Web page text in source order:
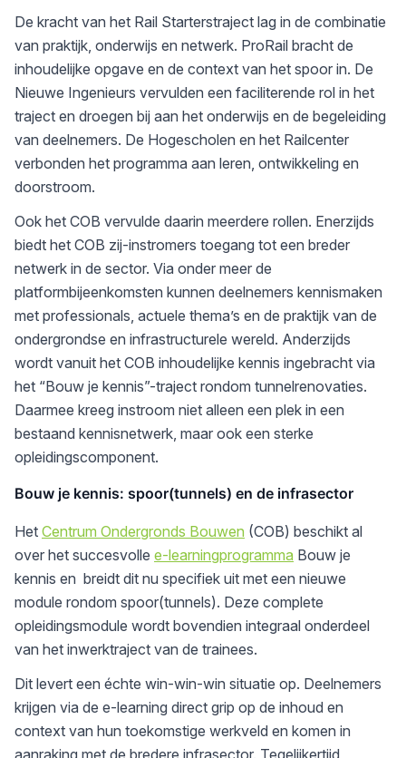
De kracht van het Rail Starterstraject lag in de combinatie
van praktijk, onderwijs en netwerk. ProRail bracht de
inhoudelijke opgave en de context van het spoor in. De
Nieuwe Ingenieurs vervulden een faciliterende rol in het
traject en droegen bij aan het onderwijs en de begeleiding
van deelnemers. De Hogescholen en het Railcenter
verbonden het programma aan leren, ontwikkeling en
doorstroom.
Ook het COB vervulde daarin meerdere rollen. Enerzijds
biedt het COB zij-instromers toegang tot een breder
netwerk in de sector. Via onder meer de
platformbijeenkomsten kunnen deelnemers kennismaken
met professionals, actuele thema’s en de praktijk van de
ondergrondse en infrastructurele wereld. Anderzijds
wordt vanuit het COB inhoudelijke kennis ingebracht via
het “Bouw je kennis”-traject rondom tunnelrenovaties.
Daarmee kreeg instroom niet alleen een plek in een
bestaand kennisnetwerk, maar ook een sterke
opleidingscomponent.
Bouw je kennis: spoor(tunnels) en de infrasector
Het Centrum Ondergronds Bouwen (COB) beschikt al
over het succesvolle e-learningprogramma Bouw je
kennis en breidt dit nu specifiek uit met een nieuwe
module rondom spoor(tunnels). Deze complete
opleidingsmodule wordt bovendien integraal onderdeel
van het inwerktraject van de trainees.
Dit levert een échte win-win-win situatie op. Deelnemers
krijgen via de e-learning direct grip op de inhoud en
context van hun toekomstige werkveld en komen in